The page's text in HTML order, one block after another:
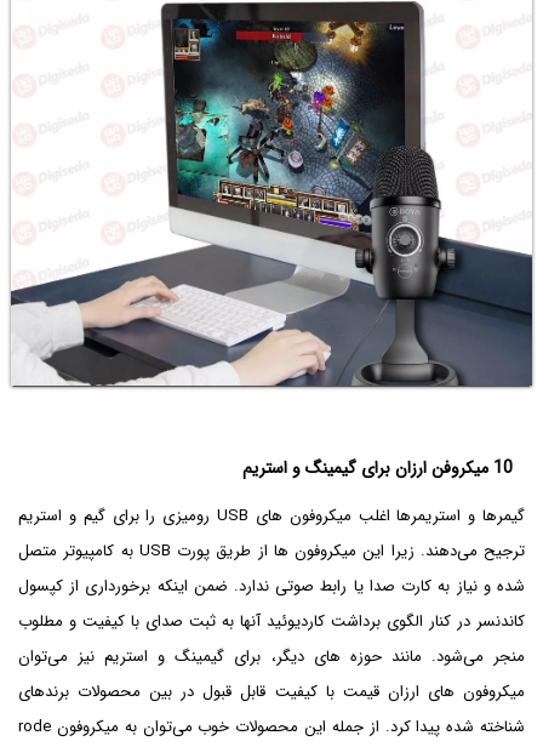
10 میکروفن ارزان برای گیمینگ و استریم
گیمرها و استریمرها اغلب میکروفون های USB رومیزی را برای گیم و استریم
ترجیح می‌دهند. زیرا این میکروفون ها از طریق پورت USB به کامپیوتر متصل
شده و نیاز به کارت صدا یا رابط صوتی ندارد. ضمن اینکه برخورداری از کپسول
کاندنسر در کنار الگوی برداشت کاردیوئید آنها به ثبت صدای با کیفیت و مطلوب
منجر می‌شود. مانند حوزه های دیگر، برای گیمینگ و استریم نیز می‌توان
میکروفون های ارزان قیمت با کیفیت قابل قبول در بین محصولات برندهای
شناخته شده پیدا کرد. از جمله این محصولات خوب می‌توان به میکروفون rode